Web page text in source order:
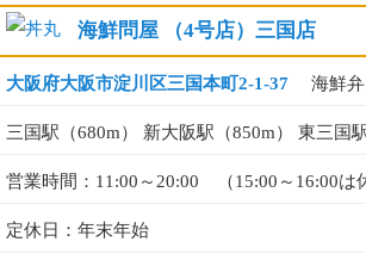
海鮮問屋 （4号店）三国店
大阪府大阪市淀川区三国本町2-1-37 海鮮弁
三国駅（680m） 新大阪駅（850m） 東三国駅
営業時間：11:00～20:00 （15:00～16:00は
定休日：年末年始